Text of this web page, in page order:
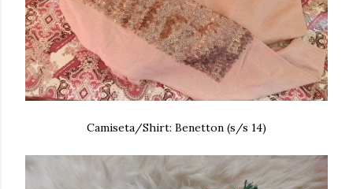
Camiseta/Shirt: Benetton (s/s 14)